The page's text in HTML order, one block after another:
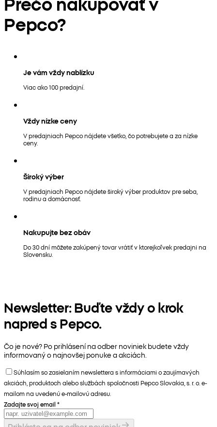
Pepco?
Je vám vždy nablízku
Viac ako 100 predajní.
Vždy nízke ceny
V predajniach Pepco nájdete všetko, čo potrebujete a za nízke
ceny.
Široký výber
V predajniach Pepco nájdete široký výber produktov pre seba,
rodinu a domácnosť.
Nakupujte bez obáv
Do 30 dní môžete zakúpený tovar vrátiť v ktorejkoľvek predajni na
Slovensku.
Newsletter: Buďte vždy o krok
napred s Pepco.
Čo je nové? Po prihlásení na odber noviniek budete vždy
informovaný o najnovšej ponuke a akciách.
Súhlasím so zasielaním newslettera s informáciami o zaujímavých
akciách, produktoch alebo službách spoločnosti Pepco Slovakia, s. r. o. e-
mailom na uvedenú e-mailovú adresu.
Zadajte svoj email *